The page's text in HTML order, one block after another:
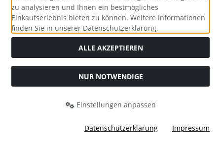
Alle Preise inkl. gesetzl. MwSt. zzgl.Versandkosten
durchgestrichenen Preise entsprechen dem bisherigen Preis
Merrys Bastelstübchen - Der kreative Shop für Bastelfans. ©
zu analysieren und Ihnen ein bestmögliches
Einkaufserlebnis bieten zu können. Weitere Informationen
finden Sie in unserer Datenschutzerklärung.
ALLE AKZEPTIEREN
NUR NOTWENDIGE
Einstellungen anpassen
Datenschutzerklärung Impressum